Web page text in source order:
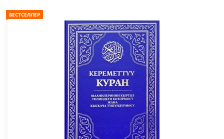
БЕСТСЕЛЛЕР